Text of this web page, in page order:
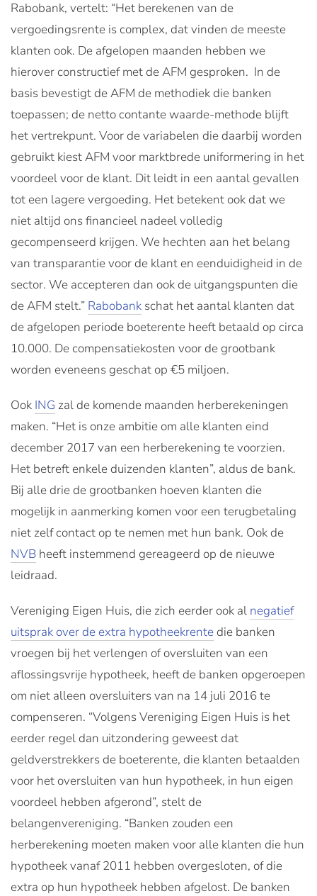
Rabobank, vertelt: “Het berekenen van de
vergoedingsrente is complex, dat vinden de meeste
klanten ook. De afgelopen maanden hebben we
hierover constructief met de AFM gesproken. In de
basis bevestigt de AFM de methodiek die banken
toepassen; de netto contante waarde-methode blijft
het vertrekpunt. Voor de variabelen die daarbij worden
gebruikt kiest AFM voor marktbrede uniformering in het
voordeel voor de klant. Dit leidt in een aantal gevallen
tot een lagere vergoeding. Het betekent ook dat we
niet altijd ons financieel nadeel volledig
gecompenseerd krijgen. We hechten aan het belang
van transparantie voor de klant en eenduidigheid in de
sector. We accepteren dan ook de uitgangspunten die
de AFM stelt.” Rabobank schat het aantal klanten dat
de afgelopen periode boeterente heeft betaald op circa
10.000. De compensatiekosten voor de grootbank
worden eveneens geschat op €5 miljoen.
Ook ING zal de komende maanden herberekeningen
maken. “Het is onze ambitie om alle klanten eind
december 2017 van een herberekening te voorzien.
Het betreft enkele duizenden klanten”, aldus de bank.
Bij alle drie de grootbanken hoeven klanten die
mogelijk in aanmerking komen voor een terugbetaling
niet zelf contact op te nemen met hun bank. Ook de
NVB heeft instemmend gereageerd op de nieuwe
leidraad.
Vereniging Eigen Huis, die zich eerder ook al negatief
uitsprak over de extra hypotheekrentedie banken
vroegen bij het verlengen of oversluiten van een
aflossingsvrije hypotheek, heeft de banken opgeroepen
om niet alleen oversluiters van na 14 juli 2016 te
compenseren. “Volgens Vereniging Eigen Huis is het
eerder regel dan uitzondering geweest dat
geldverstrekkers de boeterente, die klanten betaalden
voor het oversluiten van hun hypotheek, in hun eigen
voordeel hebben afgerond”, stelt de
belangenvereniging. “Banken zouden een
herberekening moeten maken voor alle klanten die hun
hypotheek vanaf 2011 hebben overgesloten, of die
extra op hun hypotheek hebben afgelost. De banken